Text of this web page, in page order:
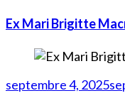
Ex Mari Brigitte
septembre 4, 2025